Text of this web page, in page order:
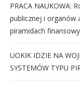
PRACA NAUKOWA:
publicznej i organów
piramidach
UOKIK IDZIE NA
SYSTEMÓW TYPU